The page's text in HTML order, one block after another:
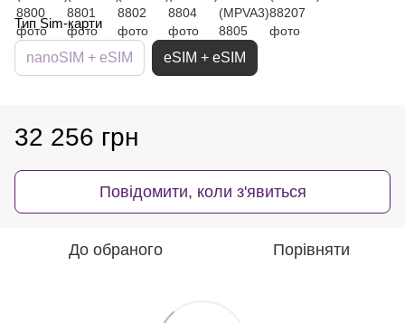
Тип Sim-карти
nanoSIM + eSIM eSIM + eSIM
32 256 грн
Повідомити, коли з'явиться
До обраного Порівняти